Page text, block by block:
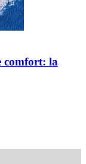
comfort: la